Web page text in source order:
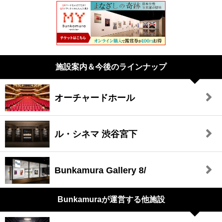
施設案内＆今後のラインナップ
オーチャードホール
ル・シネマ 渋谷宮下
Bunkamura Gallery 8/
Bunkamuraが運営する他施設